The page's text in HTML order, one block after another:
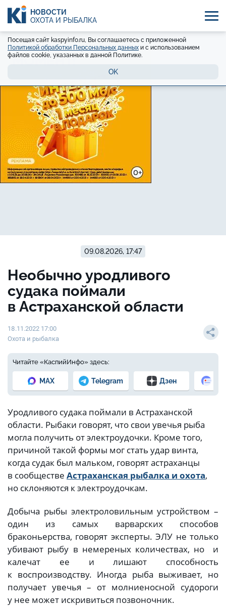
НОВОСТИ
ОХОТА И РЫБАЛКА
Посещая сайт kaspyinfo.ru, Вы соглашаетесь с приложенной
Политикой обработки Персональных данных и с использованием
файлов cookie, указанных в данной Политике.
OK
09.08.2026, 17:47
Необычно уродливого
судака поймали
в Астраханской области
18.11.2022 17:00
Охота и рыбалка
Читайте «КаспийИнфо» здесь:
MAX Telegram Дзен
Уродливого судака поймали в Астраханской
области. Рыбаки говорят, что свои увечья рыба
могла получить от электроудочки. Кроме того,
причиной такой формы мог стать удар винта,
когда судак был мальком, говорят астраханцы
в сообществе Астраханская рыбалка и охота,
но склоняются к электроудочкам.
Добыча рыбы электроловильным устройством –
один из самых варварских способов
браконьерства, говорят эксперты. ЭЛУ не только
убивают рыбу в немереных количествах, но и
калечат ее и лишают способность
к воспроизводству. Иногда рыба выживает, но
получает увечья – от молниеносной судороги
у нее может искривиться позвоночник.